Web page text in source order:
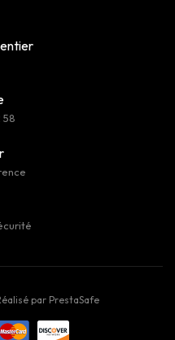
58
par PrestaSafe